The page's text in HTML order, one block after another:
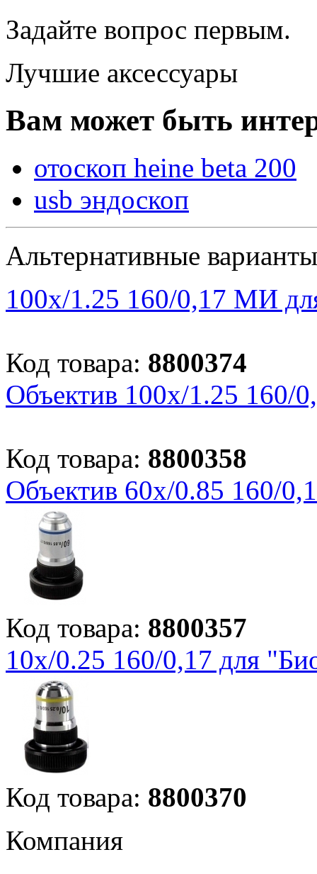
Задайте вопрос первым.
Лучшие аксессуары
Вам может быть
отоскоп heine beta 200
usb эндоскоп
Альтернативные варианты
100х/1.25 160/0,17 МИ
Код товара: 8800374
Объектив 100х/1.25
Код товара: 8800358
Объектив 60х/0.85 160/
Код товара: 8800357
10х/0.25 160/0,17 для
Код товара: 8800370
Компания